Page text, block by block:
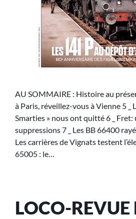
AU SOMMAIRE : Histoire au
à Paris, réveillez-vous à Vienne 5 _
Smarties » nous ont quitté 6 _
suppressions 7 _ Les BB 66400
Les carrières de Vignats testent
65005 : le…
LOCO-REVUE